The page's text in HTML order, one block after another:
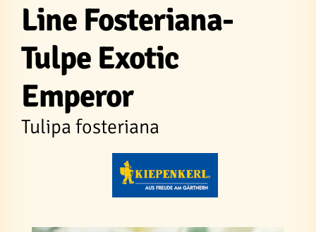
Line Fosteriana-
Tulpe Exotic
Emperor
Tulipa fosteriana